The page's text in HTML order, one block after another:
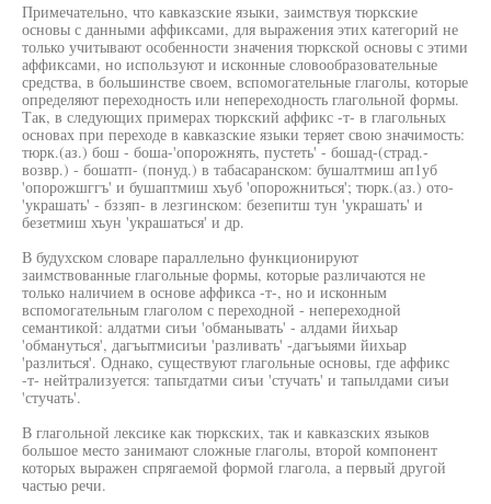
Примечательно, что кавказские языки, заимствуя тюркские
основы с данными аффиксами, для выражения этих категорий не
только учитывают особенности значения тюркской основы с этими
аффиксами, но используют и исконные словообразовательные
средства, в большинстве своем, вспомогательные глаголы, которые
определяют переходность или непереходность глагольной формы.
Так, в следующих примерах тюркский аффикс -т- в глагольных
основах при переходе в кавказские языки теряет свою значимость:
тюрк.(аз.) бош - боша-'опорожнять, пустеть' - бошад-(страд.-
возвр.) - бошатп- (понуд.) в табасаранском: бушалтмиш ап1уб
'опорожшггъ' и бушаптмиш хъуб 'опорожниться'; тюрк.(аз.) ото-
'украшать' - бззяп- в лезгинском: безепитш тун 'украшать' и
безетмиш хъун 'украшаться' и др.
В будухском словаре параллельно функционируют
заимствованные глагольные формы, которые различаются не
только наличием в основе аффикса -т-, но и исконным
вспомогательным глаголом с переходной - непереходной
семантикой: алдатми сиъи 'обманывать' - алдами йихьар
'обмануться', дагъытмисиъи 'разливать' -дагъыями йихьар
'разлиться'. Однако, существуют глагольные основы, где аффикс
-т- нейтрализуется: тапьтдатми сиъи 'стучать' и тапылдами сиъи
'стучать'.
В глагольной лексике как тюркских, так и кавказских языков
большое место занимают сложные глаголы, второй компонент
которых выражен спрягаемой формой глагола, а первый другой
частью речи.